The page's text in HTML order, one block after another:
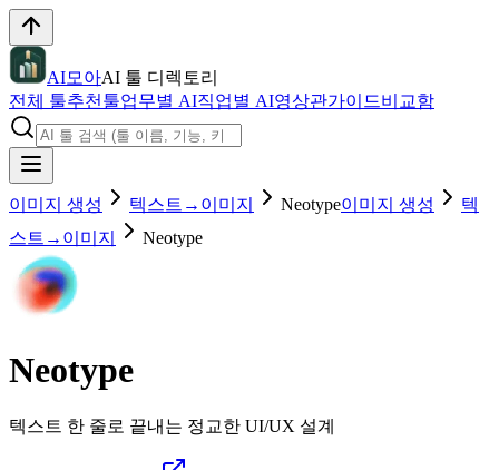
AI모아AI 툴 디렉토리
전체 툴추천툴업무별 AI직업별 AI영상관가이드비교함
이미지 생성 텍스트→이미지 Neotype이미지 생성
텍
스트→이미지
Neotype
Neotype
텍스트 한 줄로 끝내는 정교한 UI/UX 설계